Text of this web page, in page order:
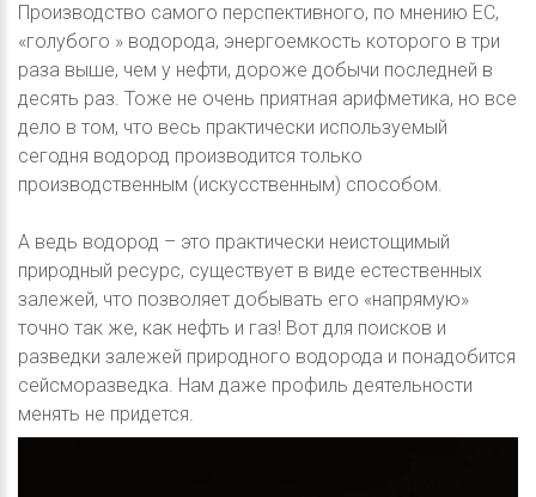
Производство самого перспективного, по мнению ЕС,
«голубого » водорода, энергоемкость которого в три
раза выше, чем у нефти, дороже добычи последней в
десять раз. Тоже не очень приятная арифметика, но все
дело в том, что весь практически используемый
сегодня водород производится только
производственным (искусственным) способом.
А ведь водород – это практически неистощимый
природный ресурс, существует в виде естественных
залежей, что позволяет добывать его «напрямую»
точно так же, как нефть и газ! Вот для поисков и
разведки залежей природного водорода и понадобится
сейсморазведка. Нам даже профиль деятельности
менять не придется.